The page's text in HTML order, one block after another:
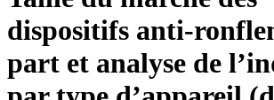
dispositifs anti-
part et analyse de